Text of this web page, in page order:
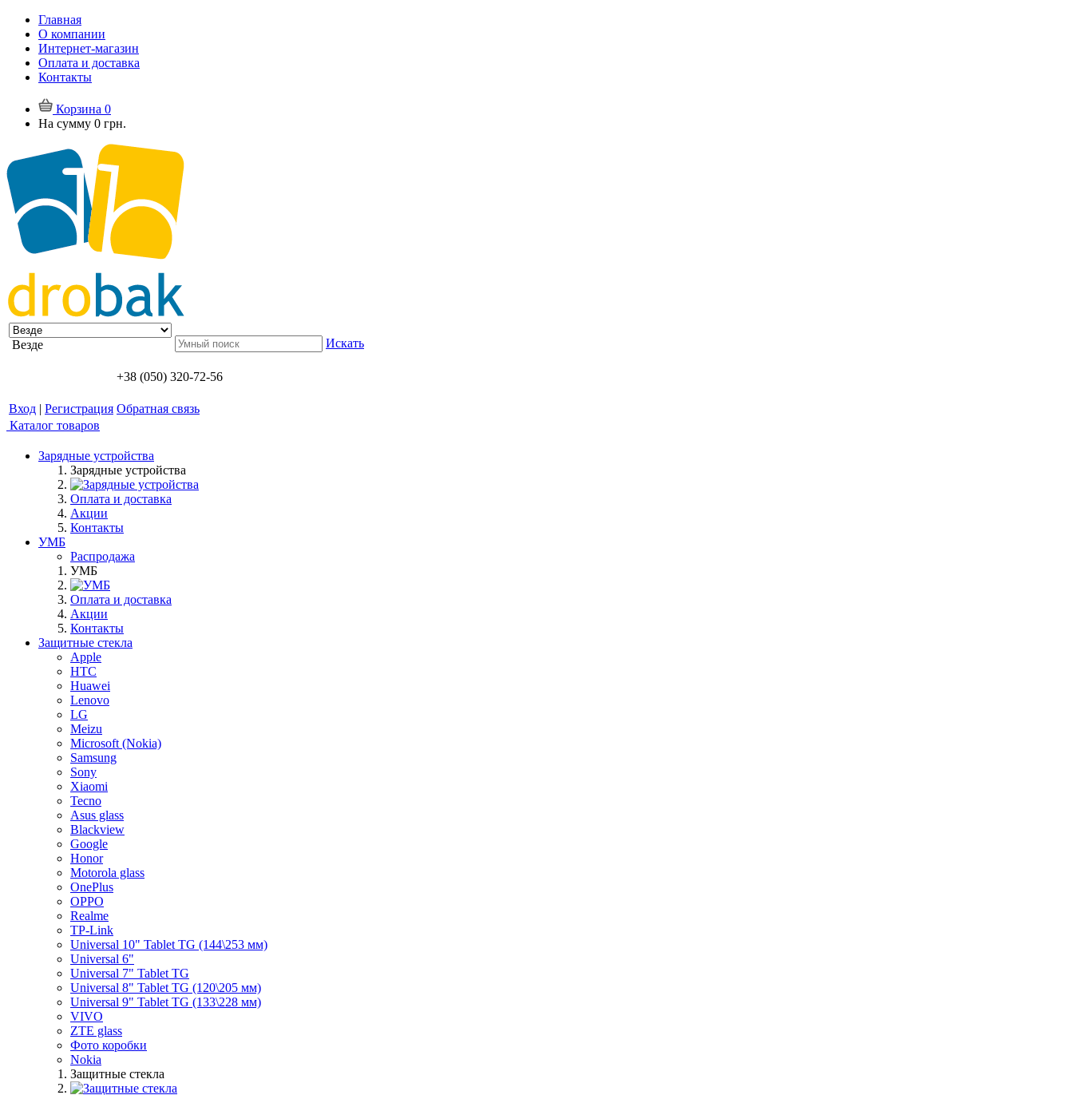
Главная
О компании
Интернет-магазин
Оплата и доставка
Контакты
Корзина 0
На сумму 0 грн.
Везде Искать
+38 (050) 320-72-56
Вход | Регистрация Обратная связь
Каталог товаров
Зарядные устройства
Зарядные устройства
Оплата и доставка
Акции
Контакты
УМБ
Распродажа
УМБ
Оплата и доставка
Акции
Контакты
Защитные стекла
Apple
HTC
Huawei
Lenovo
LG
Meizu
Microsoft (Nokia)
Samsung
Sony
Xiaomi
Tecno
Asus glass
Blackview
Google
Honor
Motorola glass
OnePlus
OPPO
Realme
TP-Link
Universal 10" Tablet TG (144\253 мм)
Universal 6"
Universal 7" Tablet TG
Universal 8" Tablet TG (120\205 мм)
Universal 9" Tablet TG (133\228 мм)
VIVO
ZTE glass
Фото коробки
Nokia
Защитные стекла